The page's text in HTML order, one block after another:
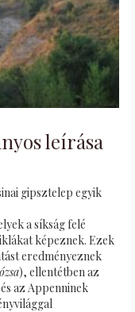
leírása
gipsztelep egyik
a síkság felé
képeznek. Ezek
eredményeznek
), ellentétben az
az Appenninek